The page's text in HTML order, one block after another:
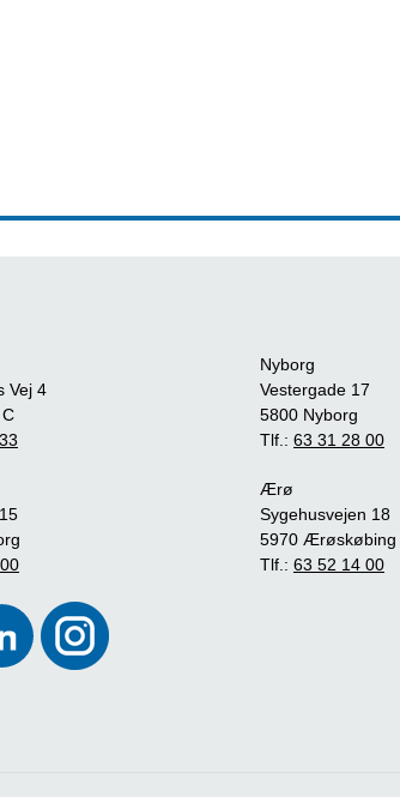
Vej 4
Nyborg
Vestergade 17
5800 Nyborg
Tlf.: 63 31 28 00
Ærø
Sygehusvejen 18
5970 Ærøskøbing
Tlf.: 63 52 14 00